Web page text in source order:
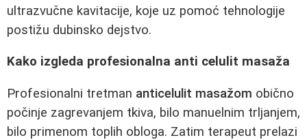
ultrazvučne kavitacije, koje uz pomoć tehnologije
postižu dubinsko dejstvo.
Kako izgleda profesionalna anti celulit masaža
Profesionalni tretman anticelulit masažom obično
počinje zagrevanjem tkiva, bilo manuelnim trljanjem,
bilo primenom toplih obloga. Zatim terapeut prelazi